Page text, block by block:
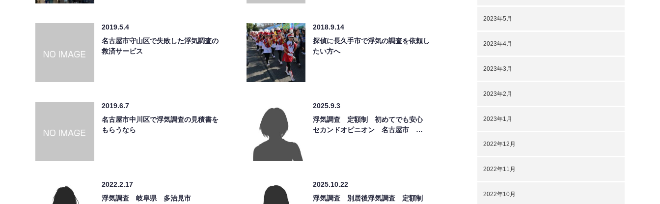
2019.5.4
名古屋市守山区で失敗した浮気調査の
救済サービス
2018.9.14
探偵に長久手市で浮気の調査を依頼し
たい方へ
2019.6.7
名古屋市中川区で浮気調査の見積書を
もらうなら
2025.9.3
浮気調査 定額制 初めてでも安心
セカンドオピニオン 名古屋市 …
2022.2.17
浮気調査 岐阜県 多治見市
2025.10.22
浮気調査 別居後浮気調査 定額制
2023年5月
2023年4月
2023年3月
2023年2月
2023年1月
2022年12月
2022年11月
2022年10月